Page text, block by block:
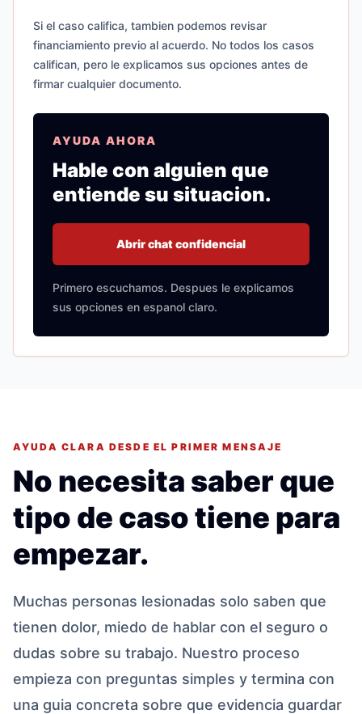
Si el caso califica, tambien podemos revisar
financiamiento previo al acuerdo. No todos los casos
califican, pero le explicamos sus opciones antes de
firmar cualquier documento.
AYUDA AHORA
Hable con alguien que
entiende su situacion.
Abrir chat confidencial
Primero escuchamos. Despues le explicamos
sus opciones en espanol claro.
AYUDA CLARA DESDE EL PRIMER MENSAJE
No necesita saber que
tipo de caso tiene para
empezar.
Muchas personas lesionadas solo saben que
tienen dolor, miedo de hablar con el seguro o
dudas sobre su trabajo. Nuestro proceso
empieza con preguntas simples y termina con
una guia concreta sobre que evidencia guardar